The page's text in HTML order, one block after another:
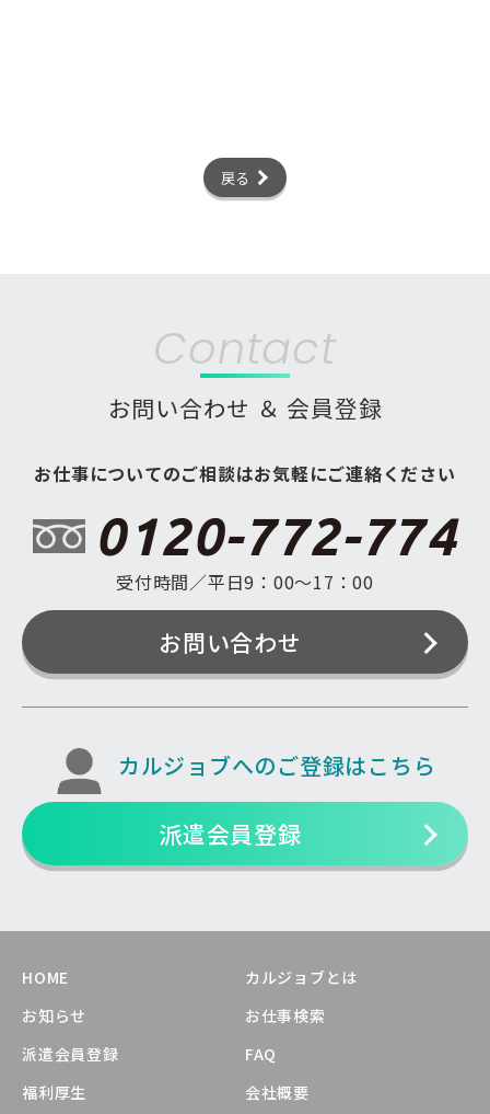
戻る
Contact
お問い合わせ ＆ 会員登録
お仕事についてのご相談はお気軽にご連絡ください
0120-772-774
受付時間／平日9：00〜17：00
お問い合わせ
カルジョブへのご登録はこちら
派遣会員登録
HOME
カルジョブとは
お知らせ
お仕事検索
派遣会員登録
FAQ
福利厚生
会社概要